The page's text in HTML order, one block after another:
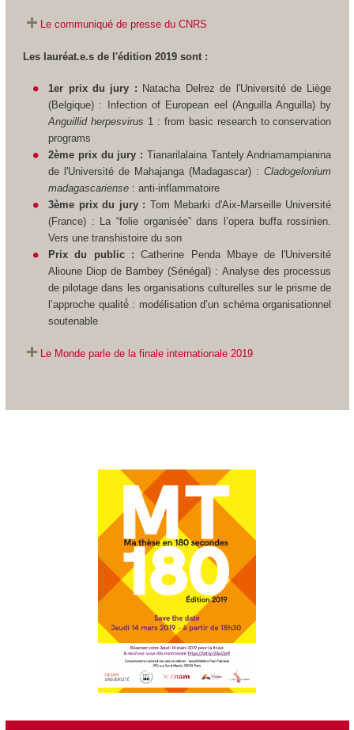
Le communiqué de presse du CNRS
Les lauréat.e.s de l'édition 2019 sont :
1er prix du jury : Natacha Delrez de l'Université de Liège
(Belgique) : Infection of European eel (Anguilla Anguilla) by
Anguillid herpesvirus 1 : from basic research to conservation
programs
2ème prix du jury : Tianarilalaina Tantely Andriamampianina
de l'Université de Mahajanga (Madagascar) :Cladogelonium
madagascariense : anti-inflammatoire
3ème prix du jury : Tom Mebarki d'Aix-Marseille Université
(France) : La “folie organisée” dans l’opera buffa rossinien.
Vers une transhistoire du son
Prix du public : Catherine Penda Mbaye de l'Université
Alioune Diop de Bambey (Sénégal) : Analyse des processus
de pilotage dans les organisations culturelles sur le prisme de
l’approche qualité́ : modélisation d’un schéma organisationnel
soutenable
Le Monde parle de la finale internationale 2019